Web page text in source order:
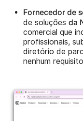
Fornecedor de
de soluções da
comercial que
profissionais,
diretório de
nenhum